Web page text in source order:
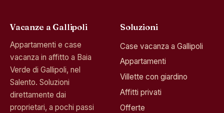
Vacanze a Gallipoli
Appartamenti e case
vacanza in affitto a Baia
Verde di Gallipoli, nel
Salento. Soluzioni
direttamente dai
proprietari, a pochi passi
Soluzioni
Case vacanza a Gallipoli
Appartamenti
Villette con giardino
Affitti privati
Offerte